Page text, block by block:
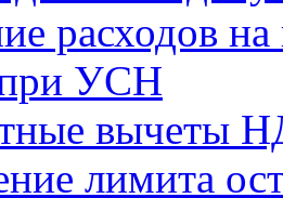
расходов
при УСН
вычеты
лимита